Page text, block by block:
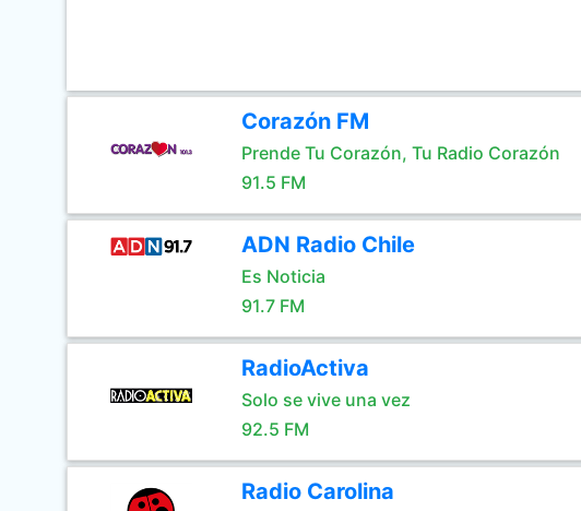
Corazón FM
Prende Tu Corazón, Tu Radio Corazón
91.5 FM
ADN Radio Chile
Es Noticia
91.7 FM
RadioActiva
Solo se vive una vez
92.5 FM
Radio Carolina